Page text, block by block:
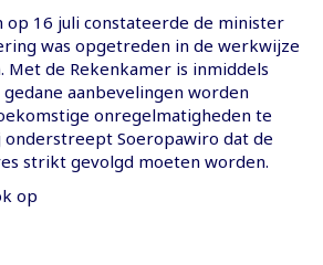
op 16 juli constateerde de minister
was opgetreden in de werkwijze
de Rekenkamer is inmiddels
aanbevelingen worden
onregelmatigheden te
Soeropawiro dat de
strikt gevolgd moeten worden.
op